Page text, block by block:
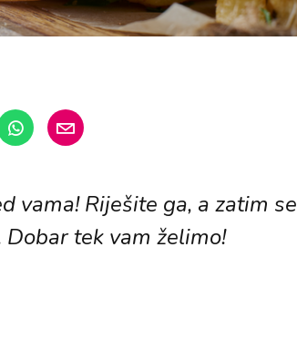
vama! Riješite ga, a zatim se
tek vam želimo!